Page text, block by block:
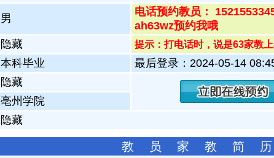
男
电话预约教员：
ah63wz预约我哦
隐藏 提示：打电话时，说是63家教上
本科毕业
最后登录：2024-05-14
隐藏
亳州学院
隐藏
教 员 家 教 简 历